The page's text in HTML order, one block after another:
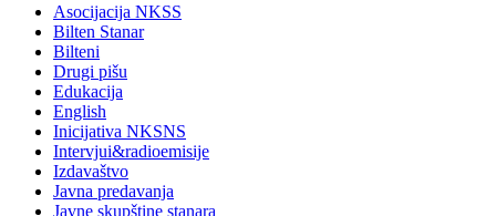
Asocijacija NKSS
Bilten Stanar
Bilteni
Drugi pišu
Edukacija
English
Inicijativa NKSNS
Intervjui&radioemisije
Izdavaštvo
Javna predavanja
Javne skupštine stanara